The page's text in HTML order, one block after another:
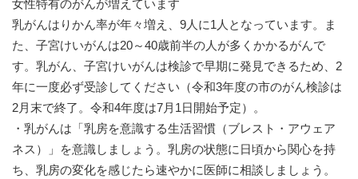
女性特有のがんが増えています
乳がんはりかん率が年々増え、9人に1人となっています。ま
た、子宮けいがんは20～40歳前半の人が多くかかるがんで
す。乳がん、子宮けいがんは検診で早期に発見できるため、2
年に一度必ず受診してください（令和3年度の市のがん検診は
2月末で終了。令和4年度は7月1日開始予定）。
・乳がんは「乳房を意識する生活習慣（ブレスト・アウェア
ネス）」を意識しましょう。乳房の状態に日頃から関心を持
ち、乳房の変化を感じたら速やかに医師に相談しましょう。